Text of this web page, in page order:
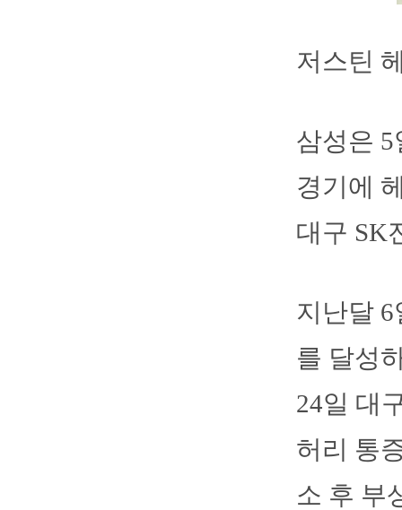
저스틴
삼성은
경기에
대구 SK
지난달
를 달성
24일 대
허리 통
소 후 부